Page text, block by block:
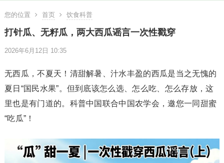
您的位置 首页 饮食科普
打针瓜、无籽瓜，两大西瓜谣言一次性戳穿
2026年6月12日 10:35
无西瓜，不夏天！清甜解暑、汁水丰盈的西瓜是当之无愧的
夏日“国民水果”。但到底该怎么选、怎么吃、怎么存放，这
里也是有门道的。科普中国联合中国农学会，邀您一同甜蜜
“吃瓜”！